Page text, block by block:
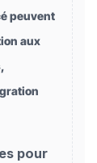
peuvent
aux
pour